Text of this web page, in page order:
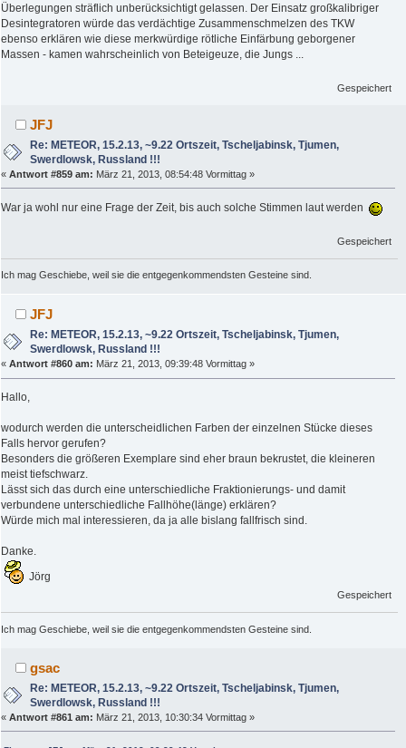
Überlegungen sträflich unberücksichtigt gelassen. Der Einsatz großkalibriger
Desintegratoren würde das verdächtige Zusammenschmelzen des TKW
ebenso erklären wie diese merkwürdige rötliche Einfärbung geborgener
Massen - kamen wahrscheinlich von Beteigeuze, die Jungs ...
Gespeichert
JFJ
Re: METEOR, 15.2.13, ~9.22 Ortszeit, Tscheljabinsk, Tjumen,
Swerdlowsk, Russland !!!
« Antwort #859 am: März 21, 2013, 08:54:48 Vormittag »
War ja wohl nur eine Frage der Zeit, bis auch solche Stimmen laut werden
Gespeichert
Ich mag Geschiebe, weil sie die entgegenkommendsten Gesteine sind.
JFJ
Re: METEOR, 15.2.13, ~9.22 Ortszeit, Tscheljabinsk, Tjumen,
Swerdlowsk, Russland !!!
« Antwort #860 am: März 21, 2013, 09:39:48 Vormittag »
Hallo,
wodurch werden die unterscheidlichen Farben der einzelnen Stücke dieses
Falls hervor gerufen?
Besonders die größeren Exemplare sind eher braun bekrustet, die kleineren
meist tiefschwarz.
Lässt sich das durch eine unterschiedliche Fraktionierungs- und damit
verbundene unterschiedliche Fallhöhe(länge) erklären?
Würde mich mal interessieren, da ja alle bislang fallfrisch sind.
Danke.
Jörg
Gespeichert
Ich mag Geschiebe, weil sie die entgegenkommendsten Gesteine sind.
gsac
Re: METEOR, 15.2.13, ~9.22 Ortszeit, Tscheljabinsk, Tjumen,
Swerdlowsk, Russland !!!
« Antwort #861 am: März 21, 2013, 10:30:34 Vormittag »